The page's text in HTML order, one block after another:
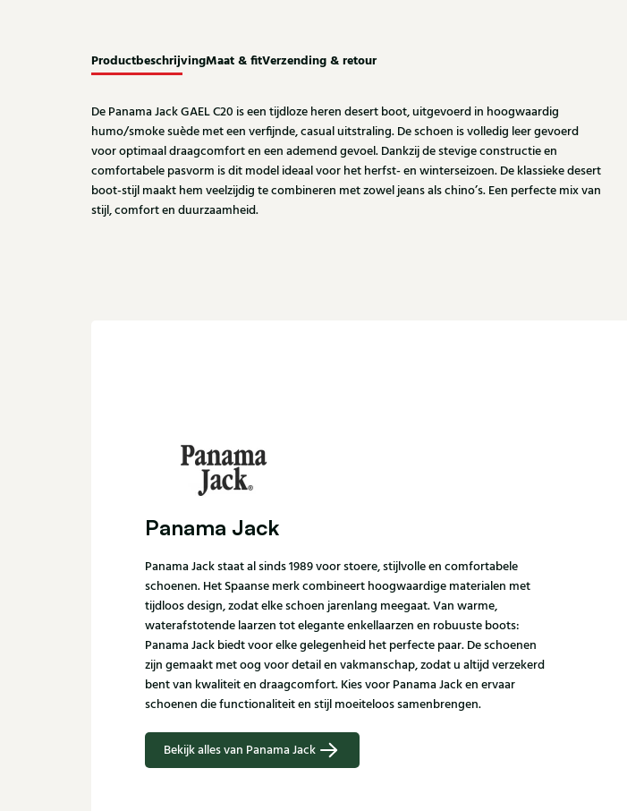
ProductbeschrijvingMaat & fitVerzending & retour
De Panama Jack GAEL C20 is een tijdloze heren desert boot, uitgevoerd in hoogwaardig
humo/smoke suède met een verfijnde, casual uitstraling. De schoen is volledig leer gevoerd
voor optimaal draagcomfort en een ademend gevoel. Dankzij de stevige constructie en
comfortabele pasvorm is dit model ideaal voor het herfst- en winterseizoen. De klassieke desert
boot-stijl maakt hem veelzijdig te combineren met zowel jeans als chino’s. Een perfecte mix van
stijl, comfort en duurzaamheid.
Panama Jack
Panama Jack staat al sinds 1989 voor stoere, stijlvolle en comfortabele
schoenen. Het Spaanse merk combineert hoogwaardige materialen met
tijdloos design, zodat elke schoen jarenlang meegaat. Van warme,
waterafstotende laarzen tot elegante enkellaarzen en robuuste boots:
Panama Jack biedt voor elke gelegenheid het perfecte paar. De schoenen
zijn gemaakt met oog voor detail en vakmanschap, zodat u altijd verzekerd
bent van kwaliteit en draagcomfort. Kies voor Panama Jack en ervaar
schoenen die functionaliteit en stijl moeiteloos samenbrengen.
Bekijk alles van Panama Jack